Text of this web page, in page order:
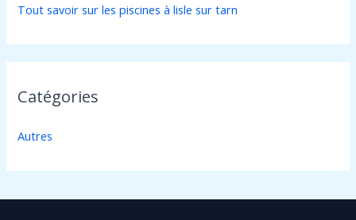
Tout savoir sur les piscines à lisle sur tarn
Catégories
Autres